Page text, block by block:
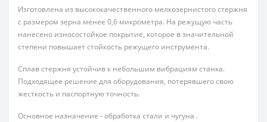
Изготовлена из высококачественного мелкозернистого стержня
с размером зерна менее 0,6 микрометра. На режущую часть
нанесено износостойкое покрытие, которое в значительной
степени повышает стойкость режущего инструмента.
Сплав стержня устойчив к небольшим вибрациям станка.
Подходящее решение для оборудования, потерявшего свою
жесткость и паспортную точность.
Основное назначение - обработка стали и чугуна .